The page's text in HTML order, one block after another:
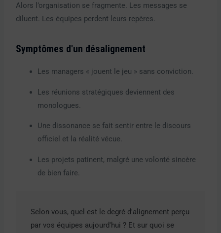
Alors l’organisation se fragmente. Les messages se
diluent. Les équipes perdent leurs repères.
Symptômes d'un désalignement
Les managers « jouent le jeu » sans conviction.
Les réunions stratégiques deviennent des
monologues.
Une dissonance se fait sentir entre le discours
officiel et la réalité vécue.
Les projets patinent, malgré une volonté sincère
de bien faire.
Selon vous, quel est le degré d'alignement perçu
par vos équipes aujourd'hui ? Et sur quoi se